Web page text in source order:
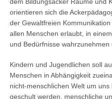
dem Bildungsacker Räume und
orientieren sich die
der Gewaltfreien
allen Menschen erlaubt, in
und Bedürfnisse
Kindern und Jugendlichen soll
Menschen in Abhängigkeit
nicht-menschlichen Welt um
geschult werden, menschliche